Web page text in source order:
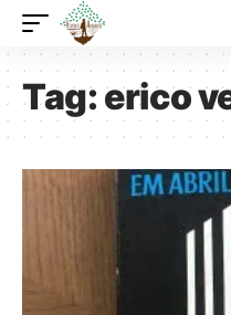
Tag:erico